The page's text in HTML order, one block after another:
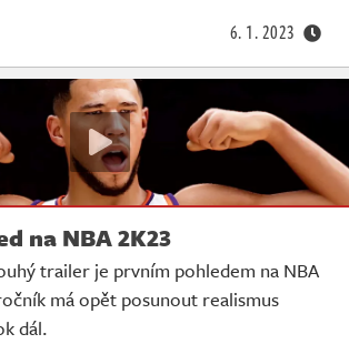
6. 1. 2023
na NBA 2K23
trailer je prvním pohledem na NBA
má opět posunout realismus
dál.